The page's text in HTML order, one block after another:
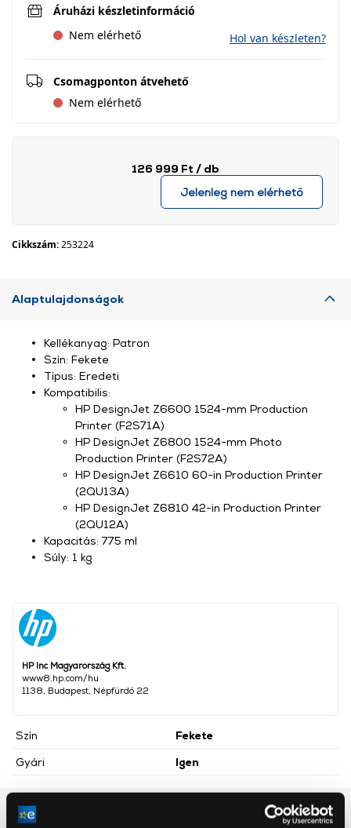
Áruházi készletinformáció
Nem elérhető
Hol van készleten?
Csomagponton átvehető
Nem elérhető
126 999 Ft / db
Jelenleg nem elérhető
Cikkszám:253224
Alaptulajdonságok
HP Inc Magyarország Kft.
www8.hp.com/hu
1138, Budapest, Népfürdő 22
Szín
Fekete
Gyári
Igen
Kellékanyag: Patron
Szín: Fekete
Típus: Eredeti
Kompatibilis:
HP DesignJet Z6600 1524-mm Production
Printer (F2S71A)
HP DesignJet Z6800 1524-mm Photo
Production Printer (F2S72A)
HP DesignJet Z6610 60-in Production Printer
(2QU13A)
HP DesignJet Z6810 42-in Production Printer
(2QU12A)
Kapacitás: 775 ml
Súly: 1 kg
Részletes ismertető